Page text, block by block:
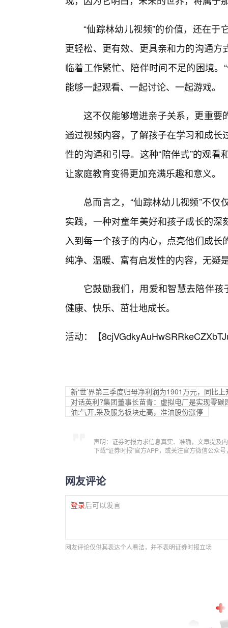
“仙踪林幼儿视频”的价值，还在
更轻松、更有效、更具亲和力的沟通
临着工作繁忙、陪伴时间不足的困境
能够一起观看、一起讨论、一起游戏。
这不仅能够增进亲子关系，更重要
通过视频内容，了解孩子在学习和成
性的沟通和引导。这种“陪伴式”的观
让家庭教育变得更加充满乐趣和意义。
总而言之，“仙踪林幼儿视频”不
实践，一种对童年美好和孩子成长的
入到每一个孩子的内心，点亮他们成
纯净、温暖、富有启发性的内容，无疑
它鼓励我们，用爱和智慧去陪伴孩
健康、快乐、茁壮地成长。
活动：【
新‘世’界第三季度归母净利润为1901万元，同比
对话英利?集团董事长苗青：虚拟电厂是实现零碳
油:气开,采及服务板块走高，准油股份涨停
声明：证券时报力求信息真实、准确，文章提及
下载“证券时报”官方APP，或关注官方微信公众
网友评论
登录后可以发言
网友评论仅供其表达个人看法，并不表明证券时报立场